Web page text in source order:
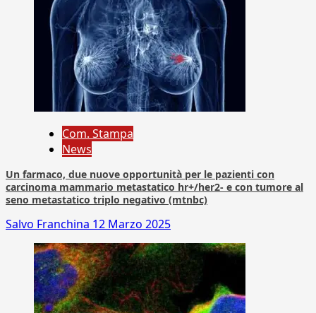
Com. Stampa
News
Un farmaco, due nuove opportunità per le pazienti con
carcinoma mammario metastatico hr+/her2- e con tumore al
seno metastatico triplo negativo (mtnbc)
Salvo Franchina 12 Marzo 2025